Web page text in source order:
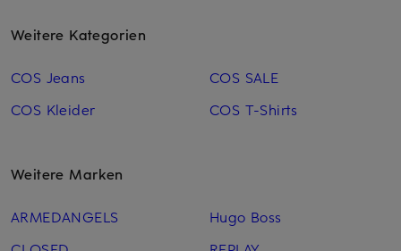
Weitere Kategorien
COS Jeans
COS Kleider
COS SALE
COS T-Shirts
Weitere Marken
ARMEDANGELS
Hugo Boss